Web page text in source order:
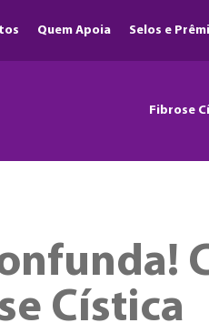
Quem Apoia Selos e
Fibrose
Cística